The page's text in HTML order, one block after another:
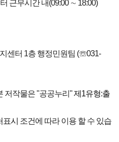
근무시간 내(09:00 ∼ 18:00)
센터 1층 행정민원팀 (☏031-
저작물은 "공공누리"제1유형:출
표시 조건에 따라 이용 할 수 있습